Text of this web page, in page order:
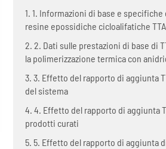
1. 1. Informazioni di base e
resine epossidiche cicloalifatiche
2. 2. Dati sulle prestazioni di base di
la polimerizzazione termica con
3. 3. Effetto del rapporto di aggiunta
del sistema
4. 4. Effetto del rapporto di aggiunta
prodotti curati
5. 5. Effetto del rapporto di aggiunta